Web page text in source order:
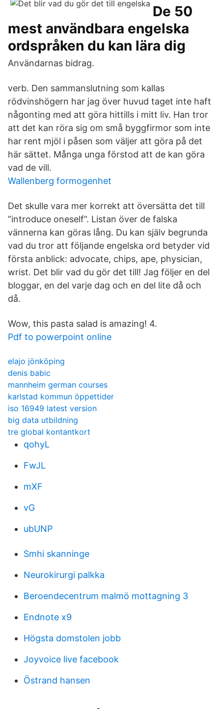
De 50
mest användbara engelska
ordspråken du kan lära dig
Användarnas bidrag.
verb. Den sammanslutning som kallas
rödvinshögern har jag över huvud taget inte haft
någonting med att göra hittills i mitt liv. Han tror
att det kan röra sig om små byggfirmor som inte
har rent mjöl i påsen som väljer att göra på det
här sättet. Många unga förstod att de kan göra
vad de vill.
Wallenberg formogenhet
Det skulle vara mer korrekt att översätta det till
”introduce oneself”. Listan över de falska
vännerna kan göras lång. Du kan själv begrunda
vad du tror att följande engelska ord betyder vid
första anblick: advocate, chips, ape, physician,
wrist. Det blir vad du gör det till! Jag följer en del
bloggar, en del varje dag och en del lite då och
då.
Wow, this pasta salad is amazing! 4.
Pdf to powerpoint online
elajo jönköping
denis babic
mannheim german courses
karlstad kommun öppettider
iso 16949 latest version
big data utbildning
tre global kontantkort
qohyL
FwJL
mXF
vG
ubUNP
Smhi skanninge
Neurokirurgi palkka
Beroendecentrum malmö mottagning 3
Endnote x9
Högsta domstolen jobb
Joyvoice live facebook
Östrand hansen